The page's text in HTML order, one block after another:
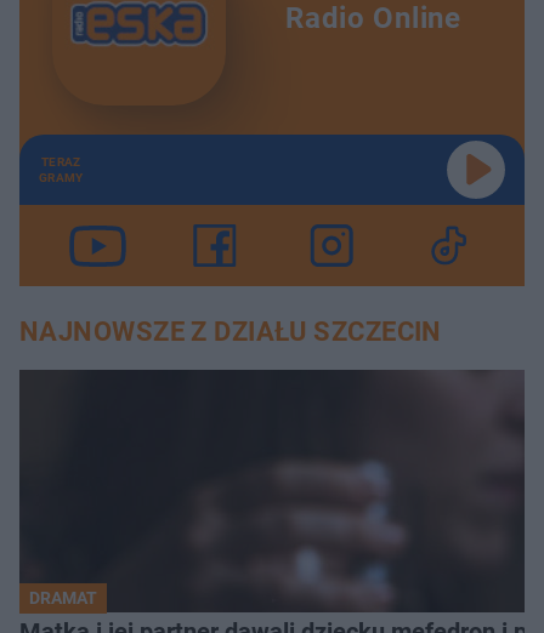
Radio Online
TERAZ
GRAMY
NAJNOWSZE Z DZIAŁU SZCZECIN
DRAMAT